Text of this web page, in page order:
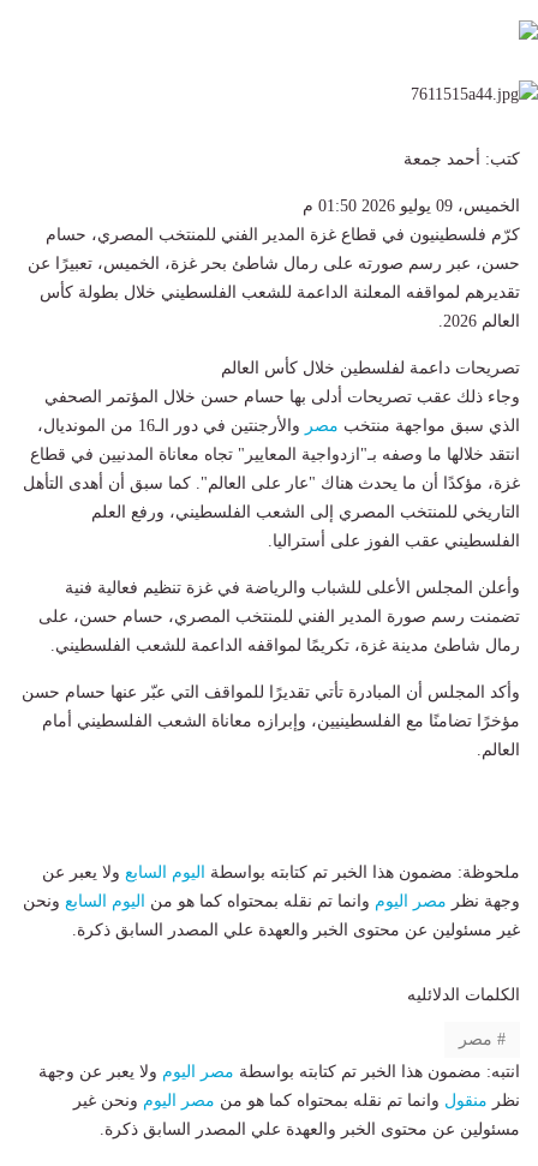
كتب: أحمد جمعة
الخميس، 09 يوليو 2026 01:50 م
كرّم فلسطينيون في قطاع غزة المدير الفني للمنتخب المصري، حسام
حسن، عبر رسم صورته على رمال شاطئ بحر غزة، الخميس، تعبيرًا عن
تقديرهم لمواقفه المعلنة الداعمة للشعب الفلسطيني خلال بطولة كأس
العالم 2026.
تصريحات داعمة لفلسطين خلال كأس العالم
وجاء ذلك عقب تصريحات أدلى بها حسام حسن خلال المؤتمر الصحفي
الذي سبق مواجهة منتخب مصر
والأرجنتين في دور الـ16 من المونديال،
انتقد خلالها ما وصفه بـ"ازدواجية المعايير" تجاه معاناة المدنيين في قطاع
غزة، مؤكدًا أن ما يحدث هناك "عار على العالم". كما سبق أن أهدى التأهل
التاريخي للمنتخب المصري إلى الشعب الفلسطيني، ورفع العلم
الفلسطيني عقب الفوز على أستراليا.
وأعلن المجلس الأعلى للشباب والرياضة في غزة تنظيم فعالية فنية
تضمنت رسم صورة المدير الفني للمنتخب المصري، حسام حسن، على
رمال شاطئ مدينة غزة، تكريمًا لمواقفه الداعمة للشعب الفلسطيني.
وأكد المجلس أن المبادرة تأتي تقديرًا للمواقف التي عبّر عنها حسام حسن
مؤخرًا تضامنًا مع الفلسطينيين، وإبرازه معاناة الشعب الفلسطيني أمام
العالم.
ملحوظة: مضمون هذا الخبر تم كتابته بواسطة اليوم السابع ولا يعبر عن
وجهة نظر مصر اليوم وانما تم نقله بمحتواه كما هو من اليوم السابع ونحن
غير مسئولين عن محتوى الخبر والعهدة علي المصدر السابق ذكرة.
الكلمات الدلائليه
مصر
انتبه: مضمون هذا الخبر تم كتابته بواسطة مصر اليوم ولا يعبر عن وجهة
نظر منقول وانما تم نقله بمحتواه كما هو من مصر اليوم ونحن غير
مسئولين عن محتوى الخبر والعهدة علي المصدر السابق ذكرة.